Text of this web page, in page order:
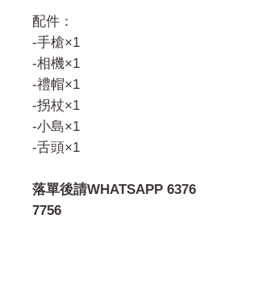
配件：
-手槍×1
-相機×1
-禮帽×1
-拐杖×1
-小島×1
-舌頭×1
落單後請WHATSAPP 6376
7756